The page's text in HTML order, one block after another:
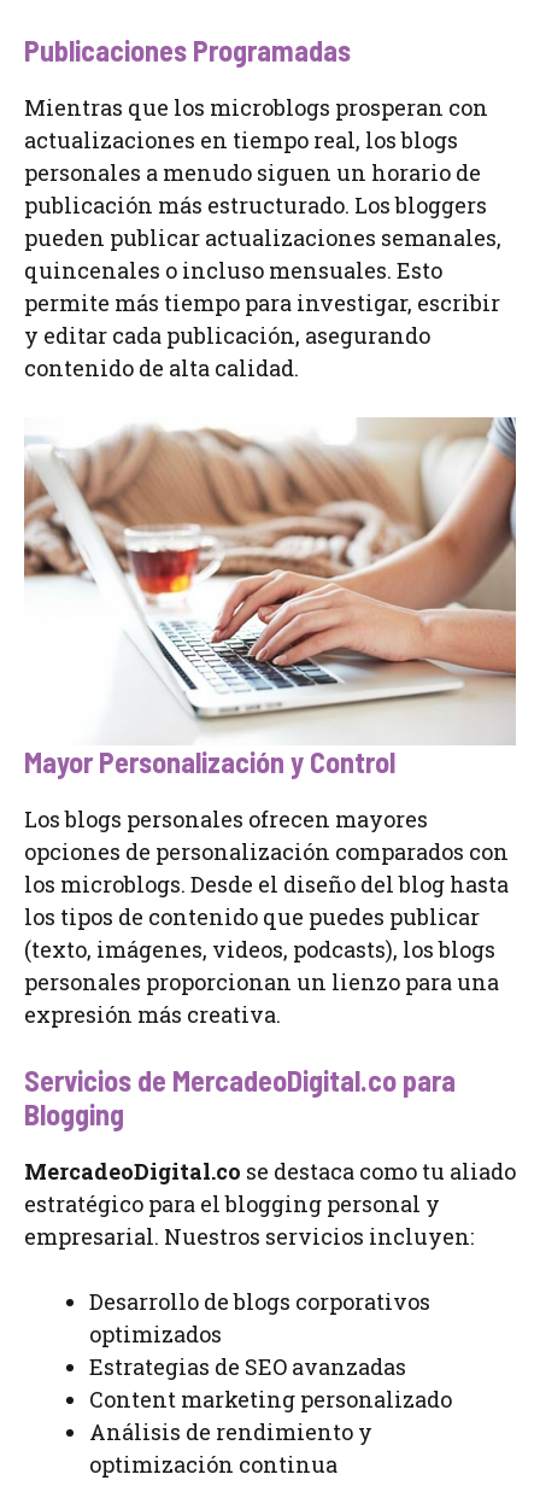
Publicaciones Programadas
Mientras que los microblogs prosperan con
actualizaciones en tiempo real, los blogs
personales a menudo siguen un horario de
publicación más estructurado. Los bloggers
pueden publicar actualizaciones semanales,
quincenales o incluso mensuales. Esto
permite más tiempo para investigar, escribir
y editar cada publicación, asegurando
contenido de alta calidad.
Mayor Personalización y Control
Los blogs personales ofrecen mayores
opciones de personalización comparados con
los microblogs. Desde el diseño del blog hasta
los tipos de contenido que puedes publicar
(texto, imágenes, videos, podcasts), los blogs
personales proporcionan un lienzo para una
expresión más creativa.
Servicios de MercadeoDigital.co para
Blogging
MercadeoDigital.co se destaca como tu aliado
estratégico para el blogging personal y
empresarial. Nuestros servicios incluyen:
Desarrollo de blogs corporativos
optimizados
Estrategias de SEO avanzadas
Content marketing personalizado
Análisis de rendimiento y
optimización continua